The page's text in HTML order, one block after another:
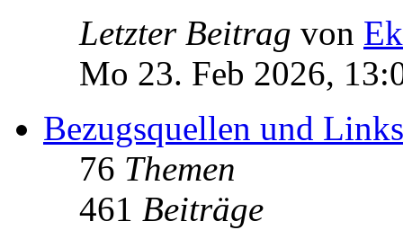
Letzter Beitrag von
Mo 23. Feb 2026,
Bezugsquellen und Links
76 Themen
461 Beiträge